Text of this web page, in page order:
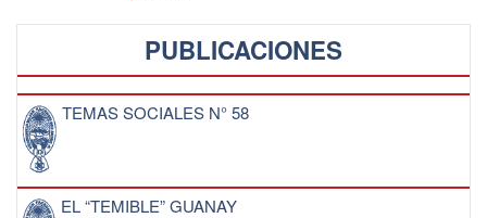
PUBLICACIONES
TEMAS SOCIALES N° 58
EL “TEMIBLE” GUANAY